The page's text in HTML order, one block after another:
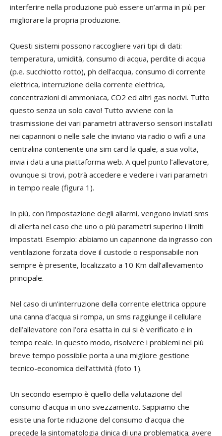
interferire nella produzione può essere un’arma in più per
migliorare la propria produzione.
Questi sistemi possono raccogliere vari tipi di dati:
temperatura, umidità, consumo di acqua, perdite di acqua
(p.e. succhiotto rotto), ph dell’acqua, consumo di corrente
elettrica, interruzione della corrente elettrica,
concentrazioni di ammoniaca, CO2 ed altri gas nocivi. Tutto
questo senza un solo cavo! Tutto avviene con la
trasmissione dei vari parametri attraverso sensori installati
nei capannoni o nelle sale che inviano via radio o wifi a una
centralina contenente una sim card la quale, a sua volta,
invia i dati a una piattaforma web. A quel punto l’allevatore,
ovunque si trovi, potrà accedere e vedere i vari parametri
in tempo reale (figura 1).
In più, con l’impostazione degli allarmi, vengono inviati sms
di allerta nel caso che uno o più parametri superino i limiti
impostati. Esempio: abbiamo un capannone da ingrasso con
ventilazione forzata dove il custode o responsabile non
sempre è presente, localizzato a 10 Km dall’allevamento
principale.
Nel caso di un’interruzione della corrente elettrica oppure
una canna d’acqua si rompa, un sms raggiunge il cellulare
dell’allevatore con l’ora esatta in cui si è verificato e in
tempo reale. In questo modo, risolvere i problemi nel più
breve tempo possibile porta a una migliore gestione
tecnico-economica dell’attività (foto 1).
Un secondo esempio è quello della valutazione del
consumo d’acqua in uno svezzamento. Sappiamo che
esiste una forte riduzione del consumo d’acqua che
precede la sintomatologia clinica di una problematica; avere